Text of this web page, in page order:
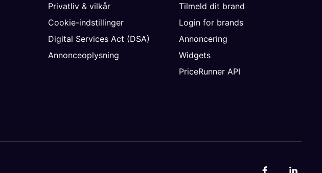
Privatliv & vilkår
Cookie-indstillinger
Digital Services Act (DSA)
Annonceoplysning
Tilmeld dit brand
Login for brands
Annoncering
Widgets
PriceRunner API